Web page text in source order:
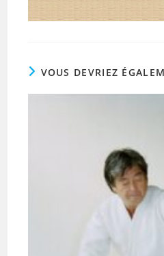
VOUS DEVRIEZ